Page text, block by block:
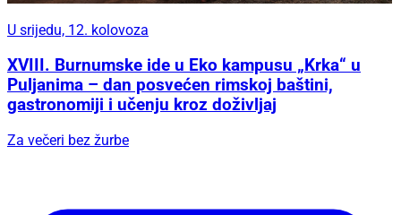
U srijedu, 12. kolovoza
XVIII. Burnumske ide u Eko kampusu „Krka“ u
Puljanima – dan posvećen rimskoj baštini,
gastronomiji i učenju kroz doživljaj
Za večeri bez žurbe